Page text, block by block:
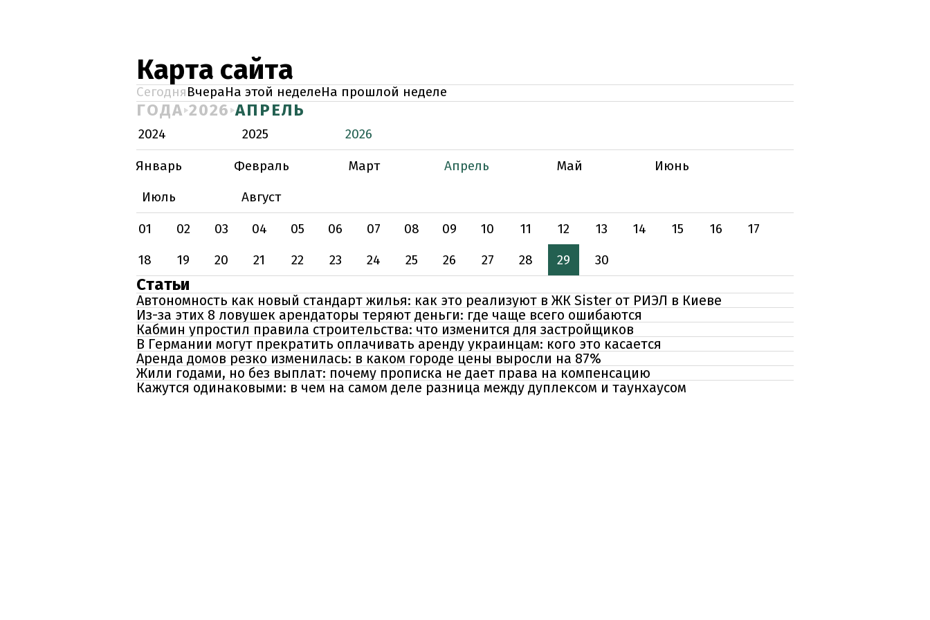
Карта сайта
СегодняВчераНа этой неделеНа прошлой неделе
ГОДА 2026 АПРЕЛЬ
2024 2025
2026
Январь
Февраль Март Апрель Май
Июнь
Июль
Август
01
02 03 04 05 06 07 08 09 10 11 12 13 14 15 16
17
18
19 20 21 22 23 24 25 26 27 28 29 30
Статьи
Автономность как новый стандарт жилья: как это реализуют в ЖК Sister от РИЭЛ в Киеве
Из-за этих 8 ловушек арендаторы теряют деньги: где чаще всего ошибаются
Кабмин упростил правила строительства: что изменится для застройщиков
В Германии могут прекратить оплачивать аренду украинцам: кого это касается
Аренда домов резко изменилась: в каком городе цены выросли на 87%
Жили годами, но без выплат: почему прописка не дает права на компенсацию
Кажутся одинаковыми: в чем на самом деле разница между дуплексом и таунхаусом